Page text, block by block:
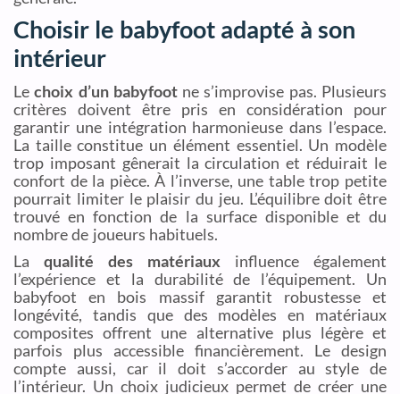
Choisir le babyfoot adapté à son
intérieur
Lechoix d’un babyfootne s’improvise pas. Plusieurs
critères doivent être pris en considération pour
garantir une intégration harmonieuse dans l’espace.
La taille constitue un élément essentiel. Un modèle
trop imposant gênerait la circulation et réduirait le
confort de la pièce. À l’inverse, une table trop petite
pourrait limiter le plaisir du jeu. L’équilibre doit être
trouvé en fonction de la surface disponible et du
nombre de joueurs habituels.
La qualité des matériaux influence également
l’expérience et la durabilité de l’équipement. Un
babyfoot en bois massif garantit robustesse et
longévité, tandis que des modèles en matériaux
composites offrent une alternative plus légère et
parfois plus accessible financièrement. Le design
compte aussi, car il doit s’accorder au style de
l’intérieur. Un choix judicieux permet de créer une